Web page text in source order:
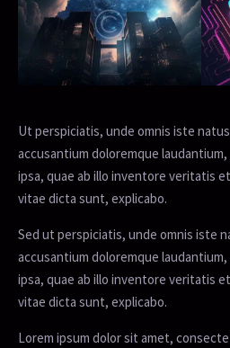
Ut perspiciatis, unde omnis iste
accusantium doloremque
ipsa, quae ab illo inventore veritatis
vitae dicta sunt, explicabo.
Sed ut perspiciatis, unde omnis iste
accusantium doloremque
ipsa, quae ab illo inventore veritatis
vitae dicta sunt, explicabo.
Lorem ipsum dolor sit amet,